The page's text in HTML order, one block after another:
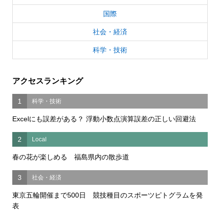
国際
社会・経済
科学・技術
アクセスランキング
1 科学・技術
Excelにも誤差がある？ 浮動小数点演算誤差の正しい回避法
2 Local
春の花が楽しめる 福島県内の散歩道
3 社会・経済
東京五輪開催まで500日 競技種目のスポーツピトグラムを発
表